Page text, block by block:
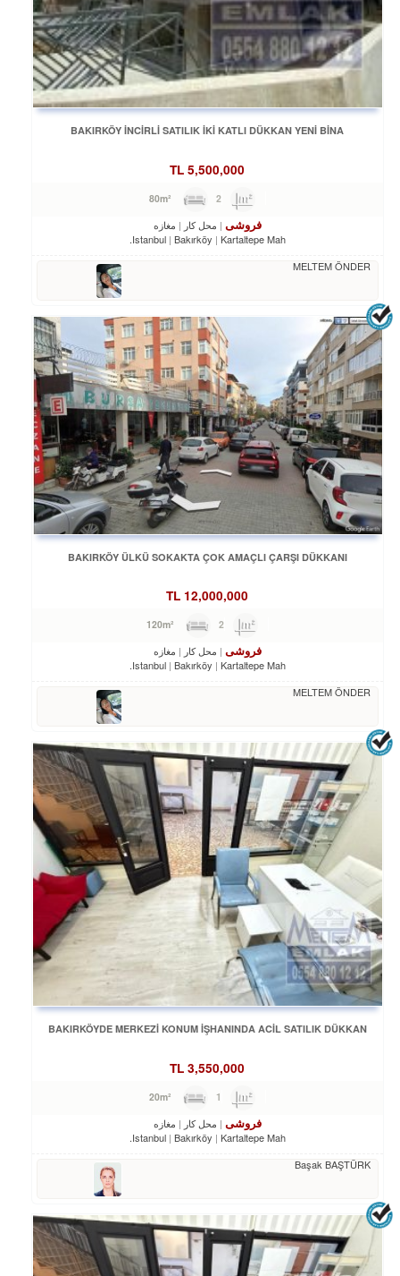
BAKIRKÖY İNCİRLİ SATILIK İKİ KATLI DÜKKAN YENİ BİNA
TL 5,500,000
2
فروشی محل کار
مغازه
Istanbul Bakırköy
Kartaltepe Mah.
MELTEM ÖNDER
BAKIRKÖY ÜLKÜ SOKAKTA ÇOK AMAÇLI ÇARŞI DÜKKANI
TL 12,000,000
2
فروشی محل کار
مغازه
Istanbul Bakırköy
Kartaltepe Mah.
MELTEM ÖNDER
BAKIRKÖYDE MERKEZİ KONUM İŞHANINDA ACİL SATILIK DÜKKAN
TL 3,550,000
1
فروشی محل کار
مغازه
Istanbul Bakırköy
Kartaltepe Mah.
Başak BAŞTÜRK